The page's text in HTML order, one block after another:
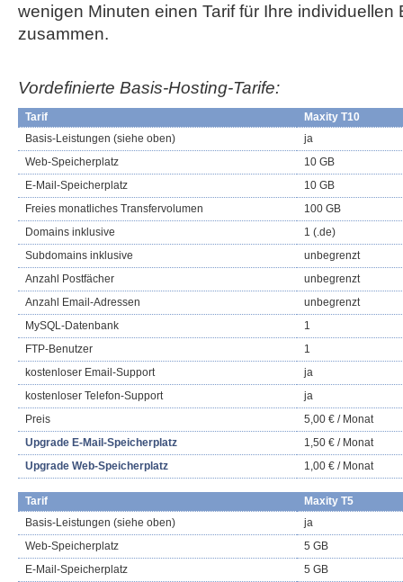
wenigen Minuten einen Tarif für Ihre individuellen
zusammen.
Vordefinierte Basis-Hosting-Tarife:
Tarif
Maxity T10
Basis-Leistungen (siehe oben)
ja
Web-Speicherplatz
10 GB
E-Mail-Speicherplatz
10 GB
Freies monatliches Transfervolumen
100 GB
Domains inklusive
1 (.de)
Subdomains inklusive
unbegrenzt
Anzahl Postfächer
unbegrenzt
Anzahl Email-Adressen
unbegrenzt
MySQL-Datenbank
1
FTP-Benutzer
1
kostenloser Email-Support
ja
kostenloser Telefon-Support
ja
Preis
5,00 € / Monat
Upgrade E-Mail-Speicherplatz
1,50 € / Monat
Upgrade Web-Speicherplatz
1,00 € / Monat
Tarif
Maxity T5
Basis-Leistungen (siehe oben)
ja
Web-Speicherplatz
5 GB
E-Mail-Speicherplatz
5 GB